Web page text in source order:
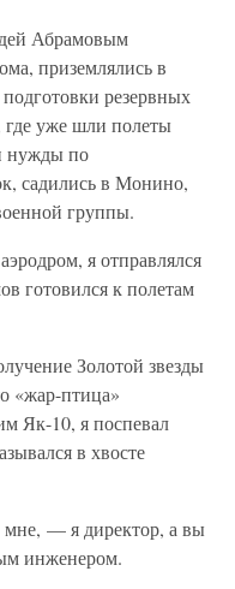
Абрамовым
приземлялись в
резервных
где уже шли полеты
нужды по
садились в Монино,
группы.
я отправлялся
готовился к полетам
Золотой звезды
«жар-птица»
Як-10, я поспевал
в хвосте
— я директор, а вы
инженером.